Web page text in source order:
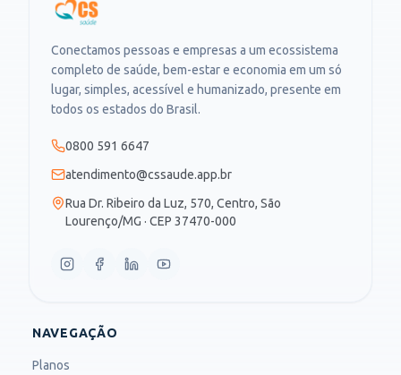
Conectamos pessoas e empresas a um ecossistema
completo de saúde, bem-estar e economia em um só
lugar, simples, acessível e humanizado, presente em
todos os estados do Brasil.
0800 591 6647
atendimento@cssaude.app.br
Rua Dr. Ribeiro da Luz, 570, Centro, São
Lourenço/MG · CEP 37470-000
NAVEGAÇÃO
Planos